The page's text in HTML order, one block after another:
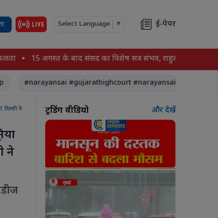
Select Language ▼ ई-पेपर
15 अगस्त के बाद संसद का विशेष सत्र संभव, राहुल-रिजिजू की अहम
#narayansai #gujarathighcourt #narayansaimother #asharam
दिल्ली ने
ने
ट्रेंडिंग वीडियो और देखें